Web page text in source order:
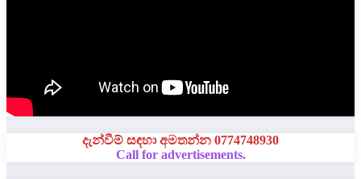
දැන්වීම් සඳහා අමතන්න 0774748930
Call for advertisements.